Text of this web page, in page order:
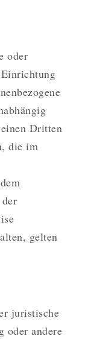
oder
Dritten
die im
gelten
juristische
oder andere